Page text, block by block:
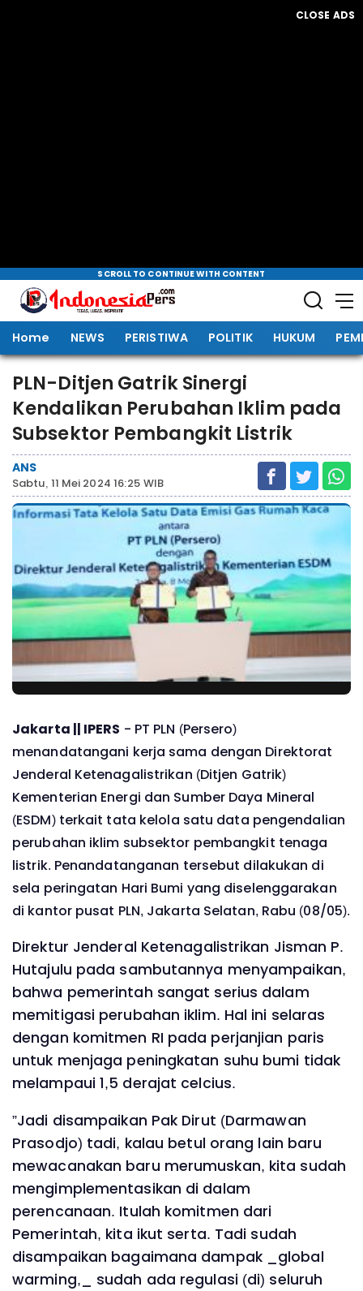
CLOSE ADS
SCROLL TO CONTINUE WITH CONTENT
Home NEWS PERISTIWA POLITIK HUKUM
PLN-Ditjen Gatrik Sinergi
Kendalikan Perubahan Iklim pada
Subsektor Pembangkit Listrik
ANS
Sabtu, 11 Mei 2024 16:25 WIB
Jakarta || IPERS - PT PLN (Persero)
menandatangani kerja sama dengan Direktorat
Jenderal Ketenagalistrikan (Ditjen Gatrik)
Kementerian Energi dan Sumber Daya Mineral
(ESDM) terkait tata kelola satu data pengendalian
perubahan iklim subsektor pembangkit tenaga
listrik. Penandatanganan tersebut dilakukan di
sela peringatan Hari Bumi yang diselenggarakan
di kantor pusat PLN, Jakarta Selatan, Rabu (08/05).
Direktur Jenderal Ketenagalistrikan Jisman P.
Hutajulu pada sambutannya menyampaikan,
bahwa pemerintah sangat serius dalam
memitigasi perubahan iklim. Hal ini selaras
dengan komitmen RI pada perjanjian paris
untuk menjaga peningkatan suhu bumi tidak
melampaui 1,5 derajat celcius.
”Jadi disampaikan Pak Dirut (Darmawan
Prasodjo) tadi, kalau betul orang lain baru
mewacanakan baru merumuskan, kita sudah
mengimplementasikan di dalam
perencanaan. Itulah komitmen dari
Pemerintah, kita ikut serta. Tadi sudah
disampaikan bagaimana dampak _global
warming,_ sudah ada regulasi (di) seluruh